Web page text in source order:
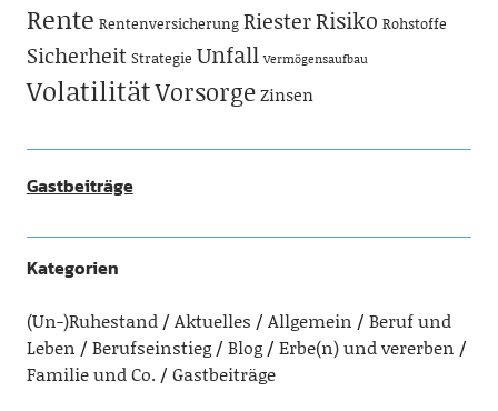
Rente Rentenversicherung RiesterRisiko Rohstoffe
Sicherheit Strategie Unfall Vermögensaufbau
VolatilitätVorsorgeZinsen
Gastbeiträge
Kategorien
(Un-)Ruhestand Aktuelles Allgemein
Beruf und
Leben
Berufseinstieg Blog
Erbe(n) und vererben
Familie und Co.
Gastbeiträge